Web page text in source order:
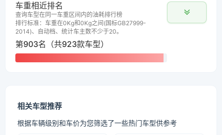
车重相近排名
查询车型在同一车重区间内的油耗排行榜
排行标准：车重在0Kg和0Kg之间(国标GB27999-
2014)、自动档、统计车主数不少于20。
第903名（共923款车型）
相关车型推荐
根据车辆级别和车价为您筛选了一些热门车型供参考